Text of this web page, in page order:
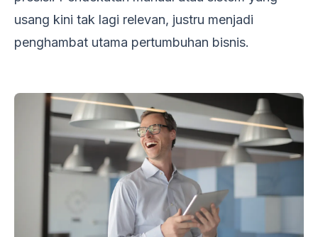
usang kini tak lagi relevan, justru menjadi
penghambat utama pertumbuhan bisnis.